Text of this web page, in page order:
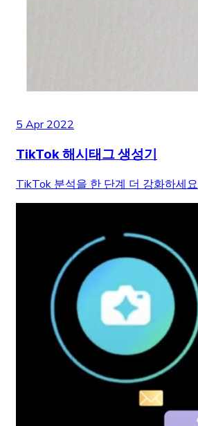
5 Apr 2022
TikTok 해시태그 생성기
TikTok 분석을 한 단계 더 강화하세요